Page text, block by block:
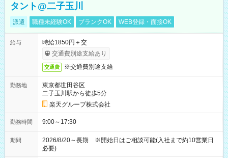
タント@二子玉川
派遣 職種未経験OK ブランクOK WEB登録・面接OK
給与
時給1850円＋交
交通費別途支給あり
交通費 ※交通費別途支給
勤務地
東京都世田谷区
二子玉川駅から徒歩5分
楽天グループ株式会社
勤務時間 9:00～17:30
期間
2026/8/20～長期 ※開始日はご相談可能(入社まで約10営業日
必要)